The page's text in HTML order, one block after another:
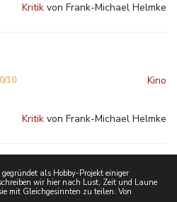
Kritik von Frank-Michael Helmke
10 Kino
Kritik von Frank-Michael Helmke
als Hobby-Projekt einiger
wir hier nach Lust, Zeit und Laune
mit Gleichgesinnten zu teilen. Von